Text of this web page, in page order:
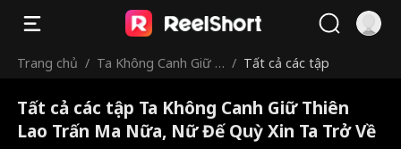
Trang chủ / Ta Không Canh Giữ T
a, Nữ Đế Quỳ Xin Ta
/ Tất cả các tập
Tất cả các tập Ta Không Canh Giữ Thiên
Lao Trấn Ma Nữa, Nữ Đế Quỳ Xin Ta Trở Về